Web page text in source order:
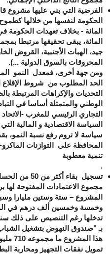
الفرضية التي بني عليها مشروع
المائة، يبقى تحقيقها مرتبطا
جيد، الهبات الأجنبية، القروض
المحروقات بالسوق الدولية ...).
ومن جهة أخرى، فمعدل النمو
الحد المطلوب من شروط الإقلاع
التحديات والإكراهات المرتبطة
الوطني والمتمثلة أساسا في
التجاري الرئيسي للمغرب -
السياسة الاقتصادية و المالية
سياسة لا تروم رفع نسبة النمو،
المحافظة على التوازنات الماكرو-
تنمية معطوبة
.
تسجيل بقاء
مجموع الاعتمادات المفتوحة لها
المشروع – ستة وستين مليارا
وخمسة وخمسين ألف درهم في
تدخلها رغم التنصيص على ذلك
بـ "صندوق النهوض بتشغيل
هذا المشروع ما مجموعه 710 مليون درهم ،والثاني بـ
تمويل نفقات التجهيز ومحاربة